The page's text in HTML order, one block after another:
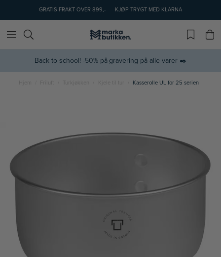
GRATIS FRAKT OVER 899,- KJØP TRYGT MED KLARNA
Back to school! -50% på gravering på alle varer ✒️
Hjem Friluft Turkjøkken Kjele til tur Kasserolle UL for 25 serien